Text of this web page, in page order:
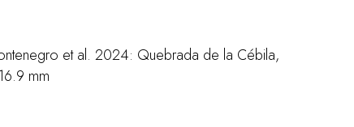
et al. 2024: Quebrada de la Cébila,
mm